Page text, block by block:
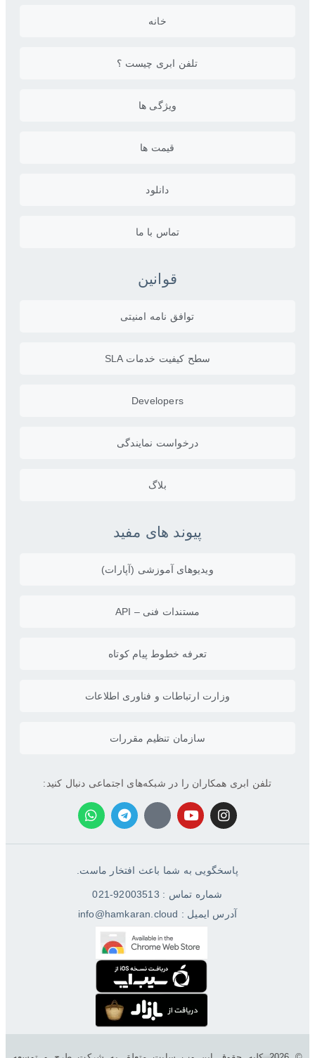
خانه
تلفن ابری چیست ؟
ویژگی ها
قیمت ها
دانلود
تماس با ما
قوانین
توافق نامه امنیتی
سطح کیفیت خدمات SLA
Developers
درخواست نمایندگی
بلاگ
پیوند های مفید
ویدیو‌های آموزشی (آپارات)
مستندات فنی – API
تعرفه خطوط پیام کوتاه
وزارت ارتباطات و فناوری اطلاعات
سازمان تنظیم مقررات
تلفن ابری همکاران را در شبکه‌های اجتماعی دنبال کنید:
پاسخگویی به شما باعث افتخار ماست.
شماره تماس : 92003513-021
آدرس ایمیل : info@hamkaran.cloud